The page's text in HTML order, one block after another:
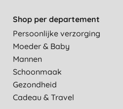
Shop per departement
Persoonlijke verzorging
Moeder & Baby
Mannen
Schoonmaak
Gezondheid
Cadeau & Travel